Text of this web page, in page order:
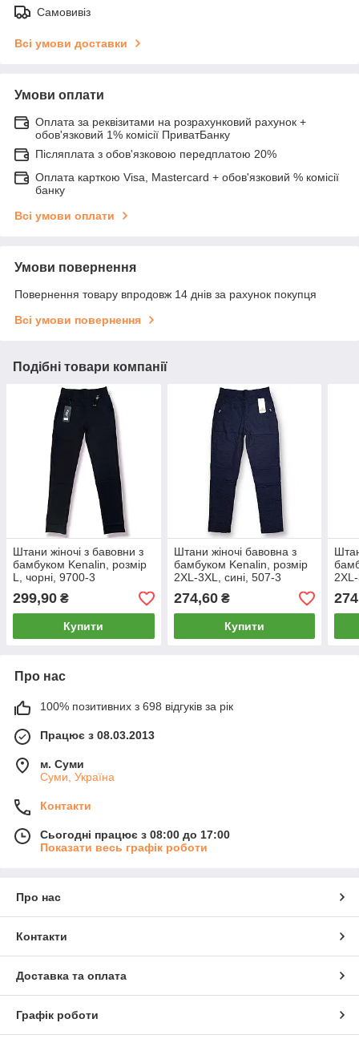
Самовивіз
Всі умови доставки
Умови оплати
Оплата за реквізитами на розрахунковий рахунок +
обов'язковий 1% комісії ПриватБанку
Післяплата з обов'язковою передплатою 20%
Оплата карткою Visa, Mastercard + обов'язковий % комісії
банку
Всі умови оплати
Умови повернення
Повернення товару впродовж 14 днів за рахунок покупця
Всі умови повернення
Подібні товари компанії
Штани жіночі з бавовни з
бамбуком Kenalin, розмір
L, чорні, 9700-3
299,90 ₴
Купити
Штани жіночі бавовна з
бамбуком Kenalin, розмір
2XL-3XL, сині, 507-3
274,60₴
Купити
Про нас
100% позитивних з 698 відгуків за рік
Працює з 08.03.2013
м. Суми
Суми, Україна
Контакти
Сьогодні працює з 08:00 до 17:00
Показати весь графік роботи
Про нас
Контакти
Доставка та оплата
Графік роботи